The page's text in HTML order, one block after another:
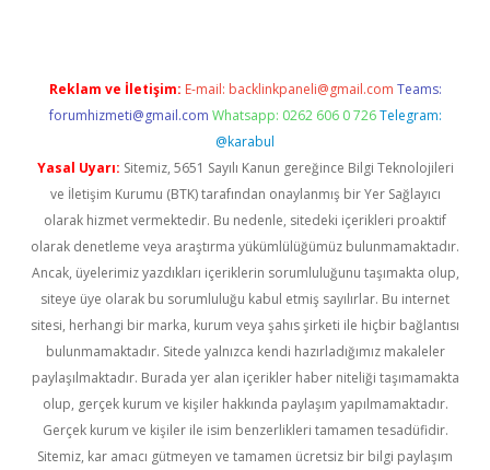
Reklam ve İletişim: E-mail: backlinkpaneli@gmail.com Teams:
forumhizmeti@gmail.com Whatsapp: 0262 606 0 726 Telegram:
@karabul
Yasal Uyarı: Sitemiz, 5651 Sayılı Kanun gereğince Bilgi Teknolojileri
ve İletişim Kurumu (BTK) tarafından onaylanmış bir Yer Sağlayıcı
olarak hizmet vermektedir. Bu nedenle, sitedeki içerikleri proaktif
olarak denetleme veya araştırma yükümlülüğümüz bulunmamaktadır.
Ancak, üyelerimiz yazdıkları içeriklerin sorumluluğunu taşımakta olup,
siteye üye olarak bu sorumluluğu kabul etmiş sayılırlar. Bu internet
sitesi, herhangi bir marka, kurum veya şahıs şirketi ile hiçbir bağlantısı
bulunmamaktadır. Sitede yalnızca kendi hazırladığımız makaleler
paylaşılmaktadır. Burada yer alan içerikler haber niteliği taşımamakta
olup, gerçek kurum ve kişiler hakkında paylaşım yapılmamaktadır.
Gerçek kurum ve kişiler ile isim benzerlikleri tamamen tesadüfidir.
Sitemiz, kar amacı gütmeyen ve tamamen ücretsiz bir bilgi paylaşım